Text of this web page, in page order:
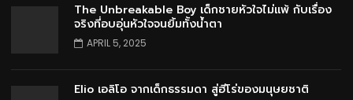
The Unbreakable Boy เด็กชายหัวใจไม่แพ้ กับเรื่อง
จริงที่อบอุ่นหัวใจจนยิ้มทั้งน้ำตา
APRIL 5, 2025
Elio เอลิโอ จากเด็กธรรมดา สู่ฮีโร่ของมนุษยชาติ